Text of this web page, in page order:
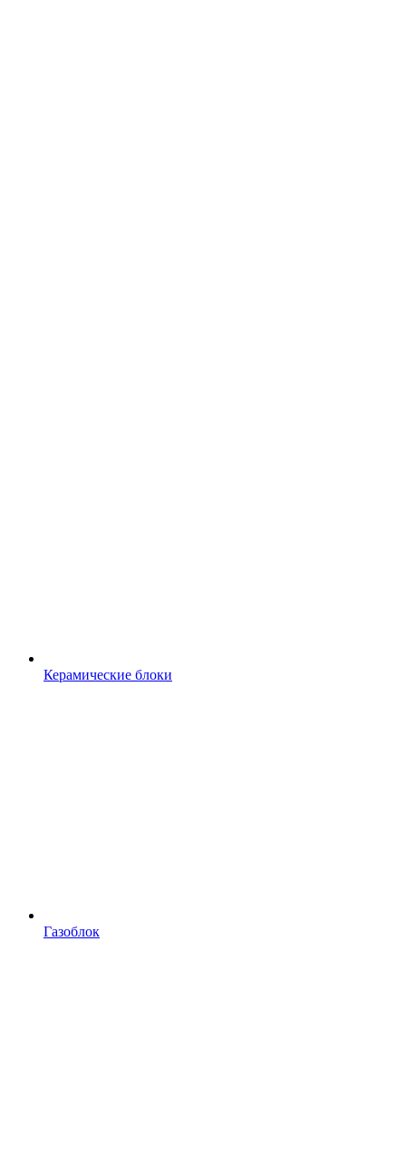
Керамические блоки
Газоблок